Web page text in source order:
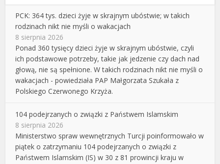
PCK: 364 tys. dzieci żyje w skrajnym ubóstwie; w takich
rodzinach nikt nie myśli o wakacjach
8 sierpnia 2026
Ponad 360 tysięcy dzieci żyje w skrajnym ubóstwie, czyli
ich podstawowe potrzeby, takie jak jedzenie czy dach nad
głową, nie są spełnione. W takich rodzinach nikt nie myśli o
wakacjach - powiedziała PAP Małgorzata Szukała z
Polskiego Czerwonego Krzyża.
104 podejrzanych o związki z Państwem Islamskim
8 sierpnia 2026
Ministerstwo spraw wewnętrznych Turcji poinformowało w
piątek o zatrzymaniu 104 podejrzanych o związki z
Państwem Islamskim (IS) w 30 z 81 prowincji kraju w